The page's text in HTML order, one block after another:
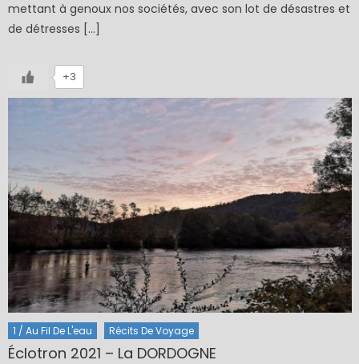
mettant à genoux nos sociétés, avec son lot de désastres et
de détresses […]
+3
1 / Au Fil De L'eau Récits De Voyage
Éclotron 2021 – La DORDOGNE